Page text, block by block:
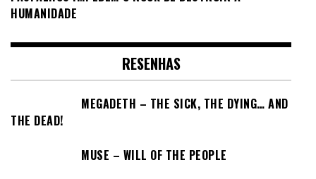
HUMANIDADE
RESENHAS
MEGADETH – THE SICK, THE DYING… AND
THE DEAD!
MUSE – WILL OF THE PEOPLE